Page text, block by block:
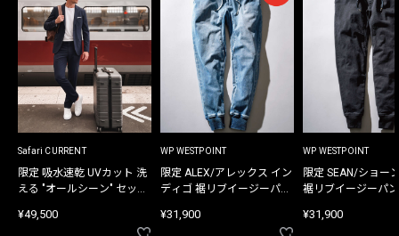
Safari CURRENT
限定 吸水速乾 UVカット 洗
える "オールシーン" セット
¥49,500
WP WESTPOINT
限定 ALEX/アレックス イン
ディゴ 裾リブイージーパン
¥31,900
WP WESTPOINT
限定 SEAN/ショー
裾リブイージーパ
¥31,900